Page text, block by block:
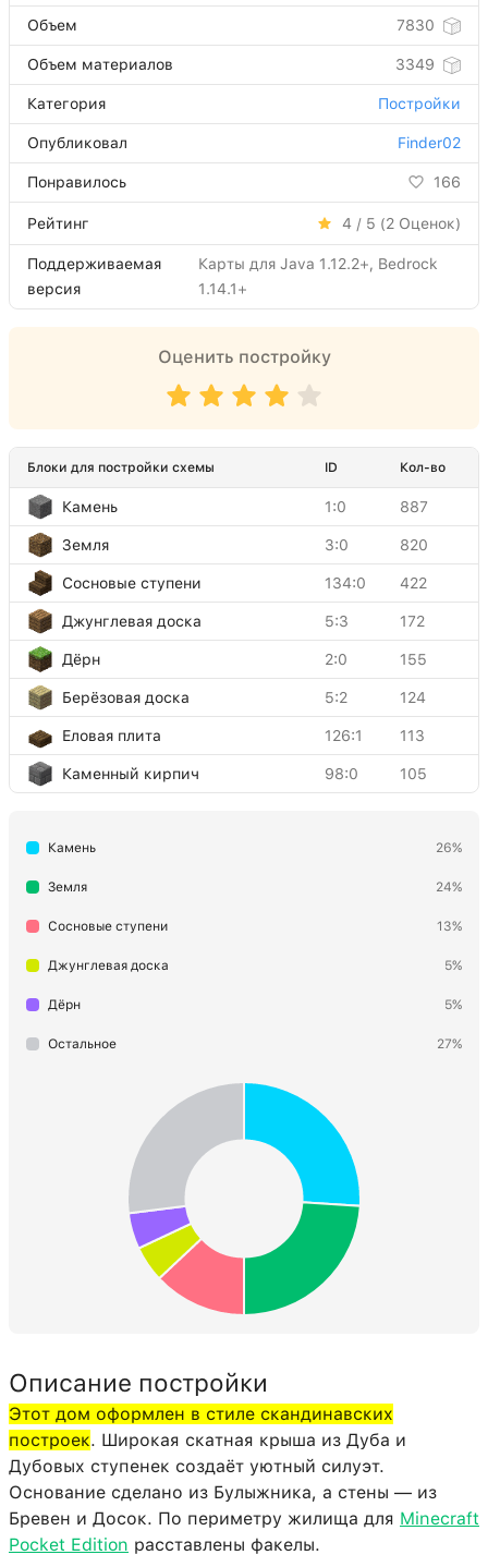
Объем 7830
Объем материалов 3349
Категория Постройки
Опубликовал Finder02
Понравилось 166
Рейтинг 4 / 5 (2 Оценок)
Поддерживаемая
версия
Карты для Java 1.12.2+, Bedrock
1.14.1+
Оценить постройку
Блоки для постройки схемы ID Кол-во
Камень 1:0 887
Земля 3:0 820
Сосновые ступени 134:0 422
Джунглевая доска 5:3 172
Дёрн 2:0 155
Берёзовая доска 5:2 124
Еловая плита 126:1 113
Каменный кирпич 98:0 105
Снег (слой)
Булыжник
Дубовая плита
Забор из тёмного дуба
Еловая древесина
Факел
Булыжниковые ступени 67:0
Дубовая доска 5:0
Лестница 65:0
Дубовая древесина 17:0
Булыжниковая стена 139:0
Двойная еловая плита
Коричневый ковёр
Огонь 51:0
Угольный блок 173:0
Камень 26%
Земля 24%
Сосновые ступени 13%
Джунглевая доска 5%
Дёрн 5%
Остальное 27%
Описание постройки
Этот дом оформлен в стиле скандинавских
построек. Широкая скатная крыша из Дуба и
Дубовых ступенек создаёт уютный силуэт.
Основание сделано из Булыжника, а стены — из
Бревен и Досок. По периметру жилища для Minecraft
Pocket Edition расставлены факелы.